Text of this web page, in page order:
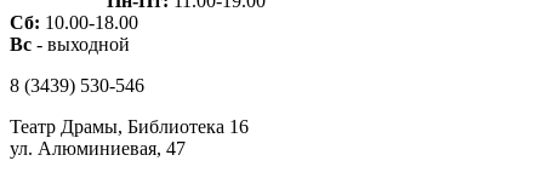
Сб: 10.00-18.00
Вс - выходной
8 (3439) 530-546
Театр Драмы, Библиотека 16
ул. Алюминиевая, 47